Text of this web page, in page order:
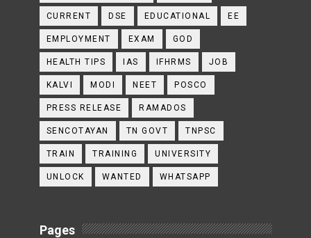
CURRENT DSE EDUCATIONAL EE
EMPLOYMENT EXAM GOD
HEALTH TIPS IAS IFHRMS JOB
KALVI MODI NEET POSCO
PRESS RELEASE RAMADOS
SENCOTAYAN TN GOVT TNPSC
TRAIN TRAINING UNIVERSITY
UNLOCK WANTED WHATSAPP
Pages